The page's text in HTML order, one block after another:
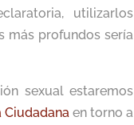
utilizarlos
más profundos sería
sexual estaremos
Ciudadana en torno a